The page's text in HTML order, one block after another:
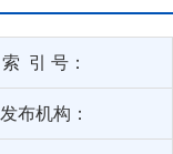
索 引 号：
发布机构：